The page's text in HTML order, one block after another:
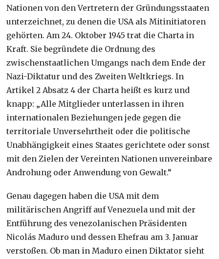
Nationen von den Vertretern der Gründungsstaaten
unterzeichnet, zu denen die USA als Mitinitiatoren
gehörten. Am 24. Oktober 1945 trat die Charta in
Kraft. Sie begründete die Ordnung des
zwischenstaatlichen Umgangs nach dem Ende der
Nazi-Diktatur und des Zweiten Weltkriegs. In
Artikel 2 Absatz 4 der Charta heißt es kurz und
knapp: „Alle Mitglieder unterlassen in ihren
internationalen Beziehungen jede gegen die
territoriale Unversehrtheit oder die politische
Unabhängigkeit eines Staates gerichtete oder sonst
mit den Zielen der Vereinten Nationen unvereinbare
Androhung oder Anwendung von Gewalt.“
Genau dagegen haben die USA mit dem
militärischen Angriff auf Venezuela und mit der
Entführung des venezolanischen Präsidenten
Nicolás Maduro und dessen Ehefrau am 3. Januar
verstoßen. Ob man in Maduro einen Diktator sieht